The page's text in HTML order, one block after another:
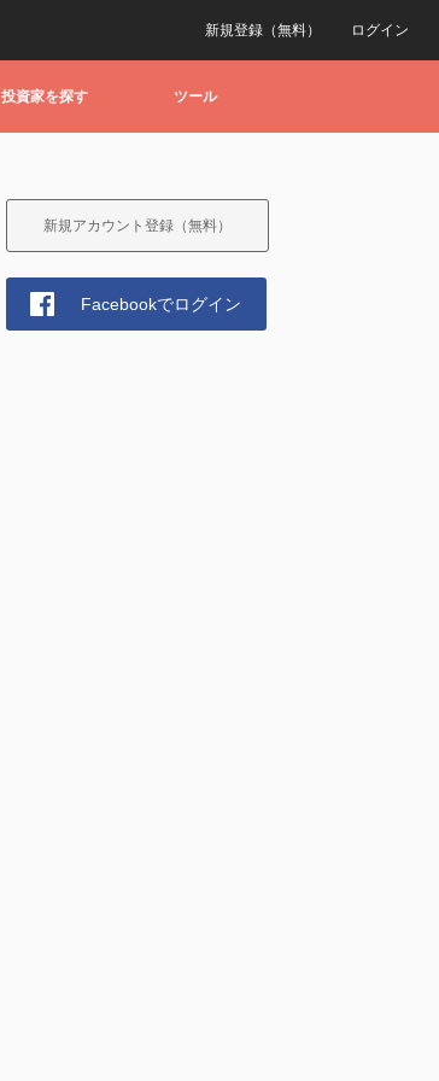
ログイン
新規登録（無料）
投資家を探す ツール
新規アカウント登録（無料）
Facebookでログイン